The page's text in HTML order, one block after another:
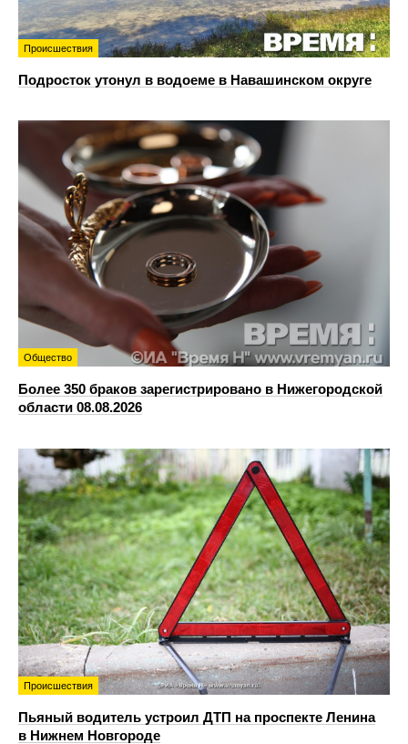
Происшествия
Подросток утонул в водоеме в Навашинском округе
Общество
Более 350 браков зарегистрировано в Нижегородской
области 08.08.2026
Происшествия
Пьяный водитель устроил ДТП на проспекте Ленина
в Нижнем Новгороде